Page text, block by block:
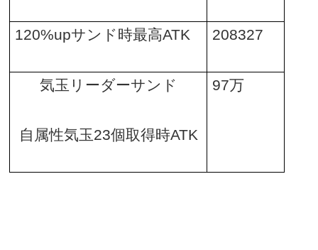
120%upサンド時最高ATK 208327
気玉リーダーサンド 97万
自属性気玉23個取得時ATK